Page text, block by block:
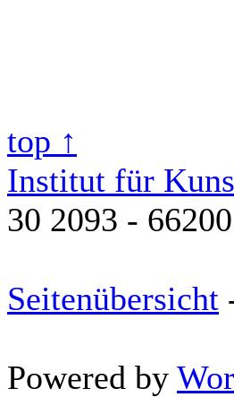
top ↑
Institut für
30 2093 - 66200
Seitenübersicht
Powered by